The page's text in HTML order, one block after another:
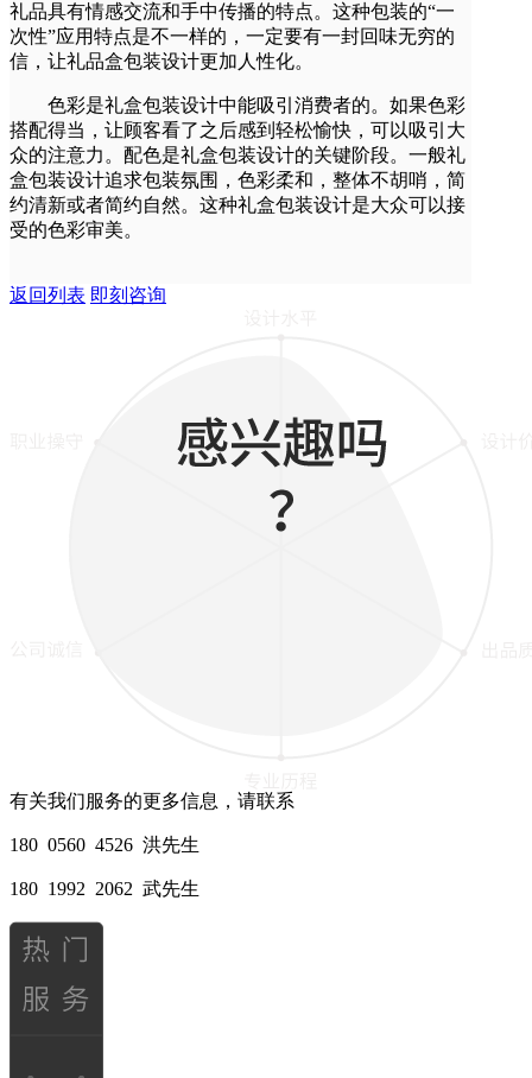
礼品具有情感交流和手中传播的特点。这种包装的“一
次性”应用特点是不一样的，一定要有一封回味无穷的
信，让礼品盒包装设计更加人性化。
色彩是礼盒包装设计中能吸引消费者的。如果色彩
搭配得当，让顾客看了之后感到轻松愉快，可以吸引大
众的注意力。配色是礼盒包装设计的关键阶段。一般礼
盒包装设计追求包装氛围，色彩柔和，整体不胡哨，简
约清新或者简约自然。这种礼盒包装设计是大众可以接
受的色彩审美。
返回列表 即刻咨询
有关我们服务的更多信息，请联系
180 0560 4526 洪先生
180 1992 2062 武先生